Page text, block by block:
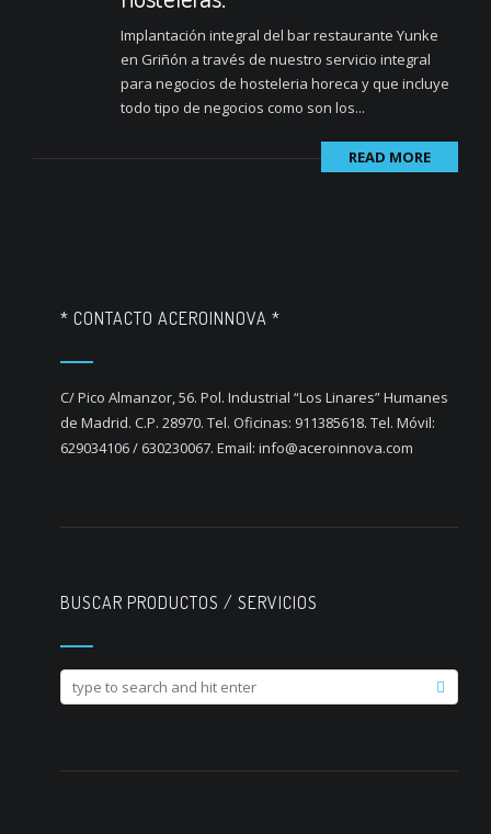
Implantación integral del bar restaurante Yunke
en Griñón a través de nuestro servicio integral
para negocios de hosteleria horeca y que incluye
todo tipo de negocios como son los...
READ MORE
* CONTACTO ACEROINNOVA *
C/ Pico Almanzor, 56. Pol. Industrial “Los Linares” Humanes
de Madrid. C.P. 28970. Tel. Oficinas: 911385618. Tel. Móvil:
629034106 / 630230067. Email: info@aceroinnova.com
BUSCAR PRODUCTOS / SERVICIOS